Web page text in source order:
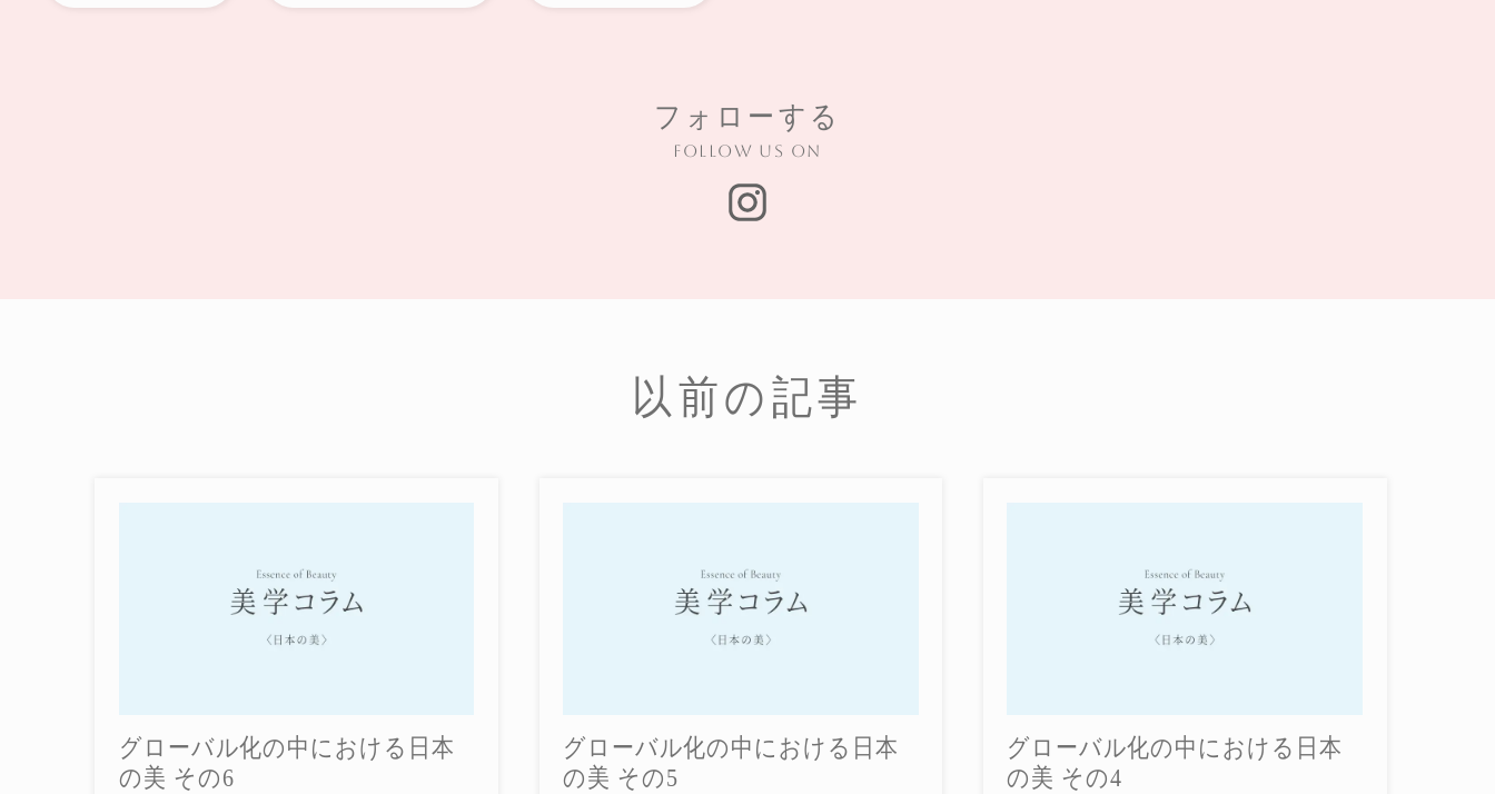
フォローする
Follow us on
以前の記事
グローバル化の中における日本
の美 その6
グローバル化の中における日本
の美 その5
グローバル化の中における日本
の美 その4